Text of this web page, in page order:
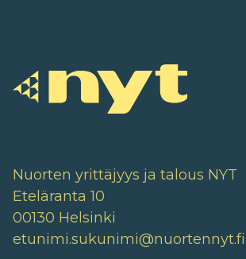
Nuorten yrittäjyys ja talous NYT
Eteläranta 10
00130 Helsinki
etunimi.sukunimi@nuortennyt.fi